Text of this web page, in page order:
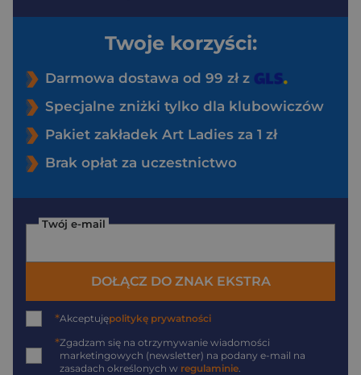
Twoje korzyści:
Darmowa dostawa od 99 zł z
Specjalne zniżki tylko dla klubowiczów
Pakiet zakładek Art Ladies za 1 zł
Brak opłat za uczestnictwo
Twój e-mail
DOŁĄCZ DO ZNAK EKSTRA
*Akceptujępolitykę prywatności
*Zgadzam się na otrzymywanie wiadomości
marketingowych (newsletter) na podany e-mail na
zasadach określonych w regulaminie.